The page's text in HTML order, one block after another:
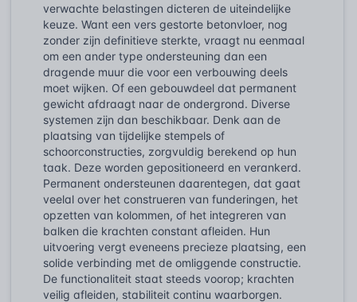
verwachte belastingen dicteren de uiteindelijke
keuze. Want een vers gestorte betonvloer, nog
zonder zijn definitieve sterkte, vraagt nu eenmaal
om een ander type ondersteuning dan een
dragende muur die voor een verbouwing deels
moet wijken. Of een gebouwdeel dat permanent
gewicht afdraagt naar de ondergrond. Diverse
systemen zijn dan beschikbaar. Denk aan de
plaatsing van tijdelijke stempels of
schoorconstructies, zorgvuldig berekend op hun
taak. Deze worden gepositioneerd en verankerd.
Permanent ondersteunen daarentegen, dat gaat
veelal over het construeren van funderingen, het
opzetten van kolommen, of het integreren van
balken die krachten constant afleiden. Hun
uitvoering vergt eveneens precieze plaatsing, een
solide verbinding met de omliggende constructie.
De functionaliteit staat steeds voorop; krachten
veilig afleiden, stabiliteit continu waarborgen.